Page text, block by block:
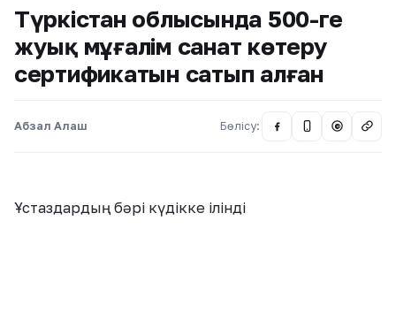
Түркістан облысында 500-ге
жуық мұғалім санат көтеру
сертификатын сатып алған
Абзал Алаш Бөлісу: @
Ұстаздардың бәрі күдікке ілінді